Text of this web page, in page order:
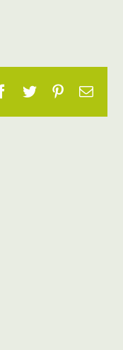
Facebook
TwitterPinterest
E-